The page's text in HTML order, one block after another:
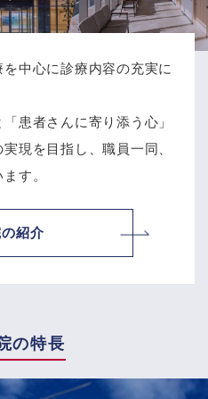
中心に診療内容の充実に
患者さんに寄り添う心」
現を目指し、職員一同、
す。
紹介
の特長